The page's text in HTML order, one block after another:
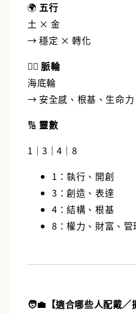
🌍 五行
土 × 金
→ 穩定 × 轉化
🧘‍♂️ 脈輪
海底輪
→ 安全感、根基、生命力
🔢 靈數
1｜3｜4｜8
1：執行、開創
3：創造、表達
4：結構、根基
8：權力、財富、管
🧑‍💼【適合哪些人配戴／